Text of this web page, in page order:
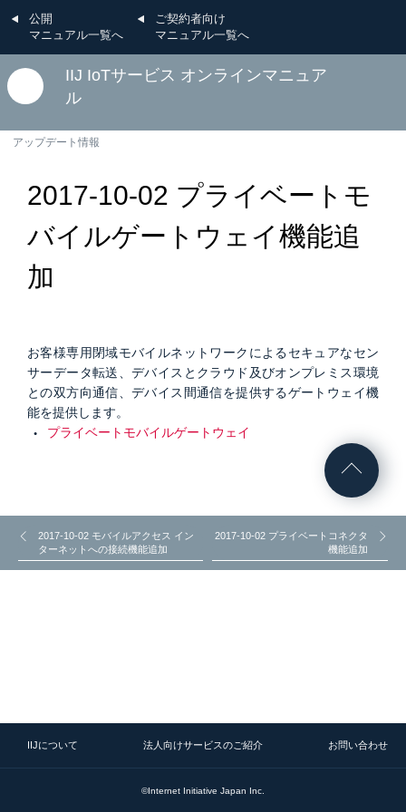
公開
マニュアル一覧へ
ご契約者向け
マニュアル一覧へ
IIJ IoTサービス オンラインマニュア
ル
アップデート情報
2017-10-02 プライベートモ
バイルゲートウェイ機能追
加
お客様専用閉域モバイルネットワークによるセキュアなセン
サーデータ転送、デバイスとクラウド及びオンプレミス環境
との双方向通信、デバイス間通信を提供するゲートウェイ機
能を提供します。
プライベートモバイルゲートウェイ
2017-10-02 モバイルアクセス イン
ターネットへの接続機能追加
2017-10-02 プライベートコネクタ
機能追加
IIJについて 法人向けサービスのご紹介 お問い合わせ
©Internet Initiative Japan Inc.